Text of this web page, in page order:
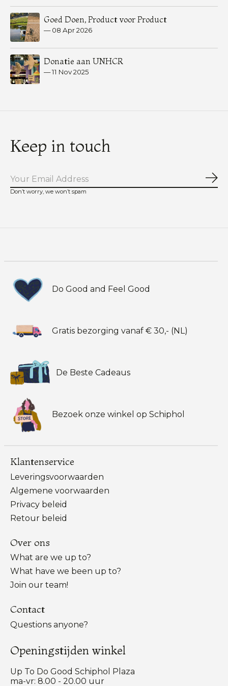
Goed Doen, Product voor Product
—08 Apr 2026
Donatie aan UNHCR
—11 Nov 2025
Keep in touch
Don’t worry, we won’t spam
Do Good and Feel Good
Gratis bezorging vanaf € 30,- (NL)
De Beste Cadeaus
Bezoek onze winkel op Schiphol
Klantenservice
Leveringsvoorwaarden
Algemene voorwaarden
Privacy beleid
Retour beleid
Over ons
What are we up to?
What have we been up to?
Join our team!
Contact
Questions anyone?
Openingstijden winkel
Up To Do Good Schiphol Plaza
ma-vr: 8.00 - 20.00 uur